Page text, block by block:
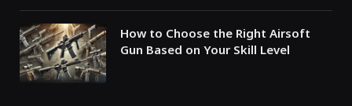
How to Choose the Right Airsoft
Gun Based on Your Skill Level